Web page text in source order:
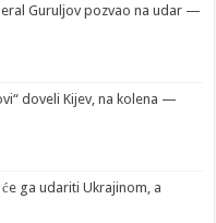
Guruljov pozvao na udar —
doveli Kijev, na kolena —
ga udariti Ukrajinom, a